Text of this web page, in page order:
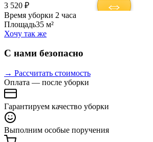
3 520 ₽
Время уборки 2 часа
Площадь35 м²
Хочу так же
С нами безопасно
→ Рассчитать стоимость
Оплата — после уборки
Гарантируем качество уборки
Выполним особые поручения